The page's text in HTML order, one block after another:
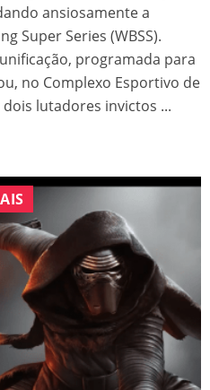
ansiosamente a
Super Series (WBSS).
programada para
no Complexo Esportivo de
lutadores invictos ...